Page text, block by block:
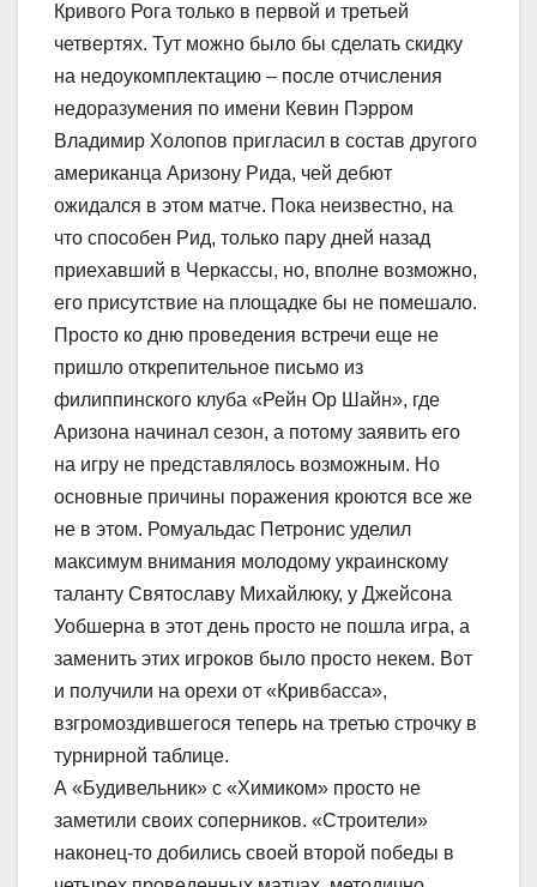
Кривого Рога только в первой и третьей
четвертях. Тут можно было бы сделать скидку
на недоукомплектацию – после отчисления
недоразумения по имени Кевин Пэрром
Владимир Холопов пригласил в состав другого
американца Аризону Рида, чей дебют
ожидался в этом матче. Пока неизвестно, на
что способен Рид, только пару дней назад
приехавший в Черкассы, но, вполне возможно,
его присутствие на площадке бы не помешало.
Просто ко дню проведения встречи еще не
пришло открепительное письмо из
филиппинского клуба «Рейн Ор Шайн», где
Аризона начинал сезон, а потому заявить его
на игру не представлялось возможным. Но
основные причины поражения кроются все же
не в этом. Ромуальдас Петронис уделил
максимум внимания молодому украинскому
таланту Святославу Михайлюку, у Джейсона
Уобшерна в этот день просто не пошла игра, а
заменить этих игроков было просто некем. Вот
и получили на орехи от «Кривбасса»,
взгромоздившегося теперь на третью строчку в
турнирной таблице.
А «Будивельник» с «Химиком» просто не
заметили своих соперников. «Строители»
наконец-то добились своей второй победы в